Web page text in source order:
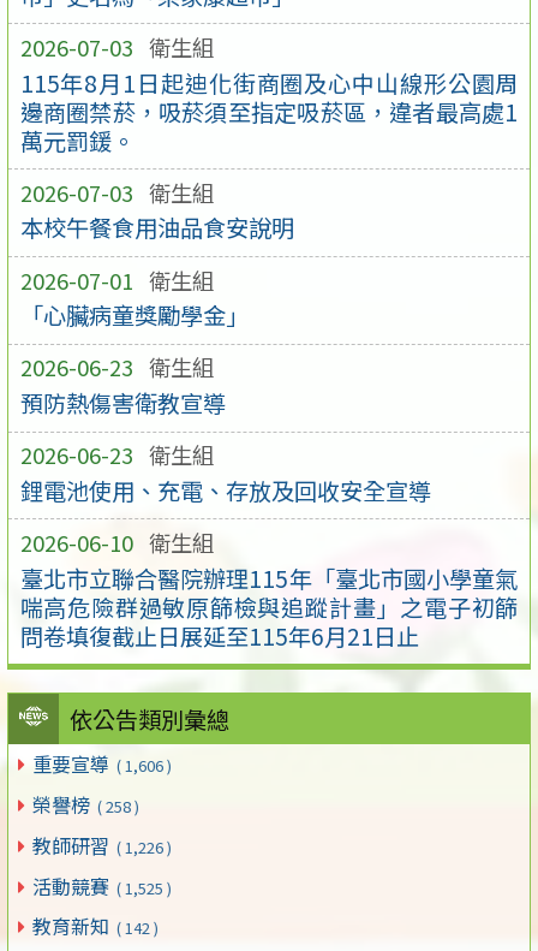
2026-07-03 衛生組
115年8月1日起迪化街商圈及心中山線形公園周
邊商圈禁菸，吸菸須至指定吸菸區，違者最高處1
萬元罰鍰。
2026-07-03 衛生組
本校午餐食用油品食安說明
2026-07-01 衛生組
「心臟病童獎勵學金」
2026-06-23 衛生組
預防熱傷害衛教宣導
2026-06-23 衛生組
鋰電池使用、充電、存放及回收安全宣導
2026-06-10 衛生組
臺北市立聯合醫院辦理115年「臺北市國小學童氣
喘高危險群過敏原篩檢與追蹤計畫」之電子初篩
問卷填復截止日展延至115年6月21日止
依公告類別彙總
重要宣導 ( 1,606 )
榮譽榜 ( 258 )
教師研習 ( 1,226 )
活動競賽 ( 1,525 )
教育新知 ( 142 )